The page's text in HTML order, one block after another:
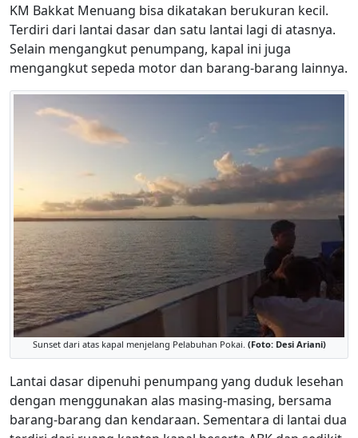
KM Bakkat Menuang bisa dikatakan berukuran kecil.
Terdiri dari lantai dasar dan satu lantai lagi di atasnya.
Selain mengangkut penumpang, kapal ini juga
mengangkut sepeda motor dan barang-barang lainnya.
Sunset dari atas kapal menjelang Pelabuhan Pokai. (Foto: Desi Ariani)
Lantai dasar dipenuhi penumpang yang duduk lesehan
dengan menggunakan alas masing-masing, bersama
barang-barang dan kendaraan. Sementara di lantai dua